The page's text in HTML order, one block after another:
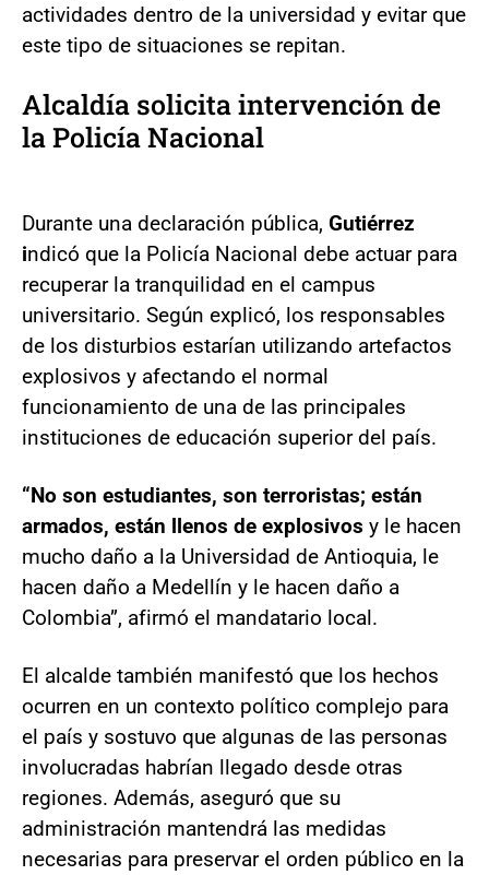
actividades dentro de la universidad y evitar que
este tipo de situaciones se repitan.
Alcaldía solicita intervención de
la Policía Nacional
Durante una declaración pública, Gutiérrez
indicó que la Policía Nacional debe actuar para
recuperar la tranquilidad en el campus
universitario. Según explicó, los responsables
de los disturbios estarían utilizando artefactos
explosivos y afectando el normal
funcionamiento de una de las principales
instituciones de educación superior del país.
“No son estudiantes, son terroristas; están
armados, están llenos de explosivos y le hacen
mucho daño a la Universidad de Antioquia, le
hacen daño a Medellín y le hacen daño a
Colombia”, afirmó el mandatario local.
El alcalde también manifestó que los hechos
ocurren en un contexto político complejo para
el país y sostuvo que algunas de las personas
involucradas habrían llegado desde otras
regiones. Además, aseguró que su
administración mantendrá las medidas
necesarias para preservar el orden público en la